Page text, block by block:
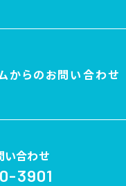
からのお問い合わせ
い合わせ
3901